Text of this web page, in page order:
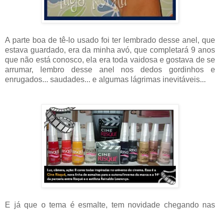
A parte boa de tê-lo usado foi ter lembrado desse anel, que
estava guardado, era da minha avó, que completará 9 anos
que não está conosco, ela era toda vaidosa e gostava de se
arrumar, lembro desse anel nos dedos gordinhos e
enrugados... saudades... e algumas lágrimas inevitáveis...
E já que o tema é esmalte, tem novidade chegando nas